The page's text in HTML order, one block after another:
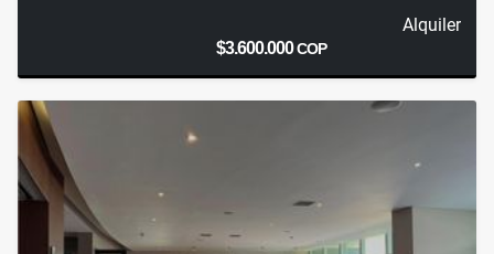
Alquiler
$3.600.000COP